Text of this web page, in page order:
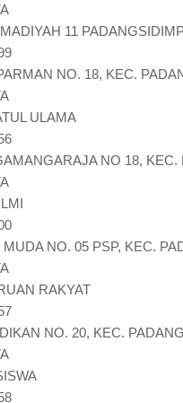
11
NO. 18, KEC.
ULAMA
NO 18, KEC.
NO. 05 PSP, KEC.
RAKYAT
NO. 20, KEC.